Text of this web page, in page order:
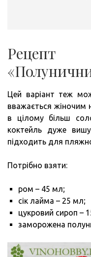
Цей варіант теж
вважається жіночим
в цілому більш
коктейль дуже
підходить для
Потрібно взяти:
ром – 45 мл;
сік лайма – 25 мл;
цукровий сироп –
заморожена